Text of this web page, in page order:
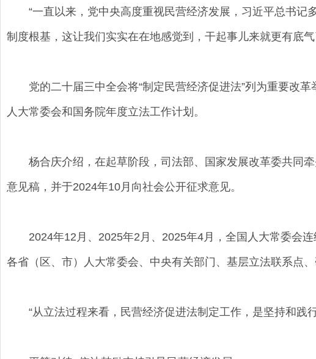
“一直以来，党中央高度重视民营经济发展，习近平总书记
制度根基，这让我们实实在在地感觉到，干起事儿来就更有底气
党的二十届三中全会将“制定民营经济促进法”列为重要改革
人大常委会和国务院年度立法工作计划。
杨合庆介绍，在起草阶段，司法部、国家发展改革委共同牵
意见稿，并于2024年10月向社会公开征求意见。
2024年12月、2025年2月、2025年4月，全国人大常委会连
各省（区、市）人大常委会、中央有关部门、基层立法联系点
“从立法过程来看，民营经济促进法制定工作，是坚持和践行